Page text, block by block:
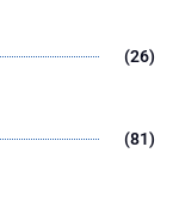
(26)
(81)